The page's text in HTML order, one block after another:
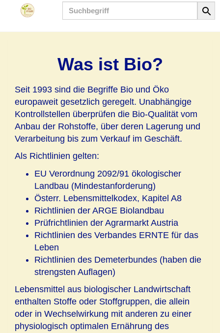
Produkt
Was ist Bio?
Seit 1993 sind die Begriffe Bio und Öko
europaweit gesetzlich geregelt. Unabhängige
Kontrollstellen überprüfen die Bio-Qualität vom
Anbau der Rohstoffe, über deren Lagerung und
Verarbeitung bis zum Verkauf im Geschäft.
Als Richtlinien gelten:
EU Verordnung 2092/91 ökologischer
Landbau (Mindestanforderung)
Österr. Lebensmittelkodex, Kapitel A8
Richtlinien der ARGE Biolandbau
Prüfrichtlinien der Agrarmarkt Austria
Richtlinien des Verbandes ERNTE für das
Leben
Richtlinien des Demeterbundes (haben die
strengsten Auflagen)
Lebensmittel aus biologischer Landwirtschaft
enthalten Stoffe oder Stoffgruppen, die allein
oder in Wechselwirkung mit anderen zu einer
physiologisch optimalen Ernährung des